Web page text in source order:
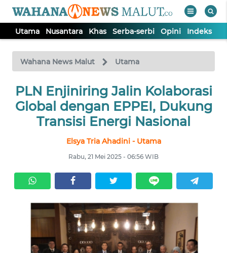
Utama Nusantara Khas Serba-serbi Opini Indeks
Wahana News Malut Utama
PLN Enjiniring Jalin Kolaborasi
Global dengan EPPEI, Dukung
Transisi Energi Nasional
Elsya Tria Ahadini - Utama
Rabu, 21 Mei 2025 - 06:56 WIB
TV
Tutup
UTAMA
NUSANTARA
SERBA-
SERBI